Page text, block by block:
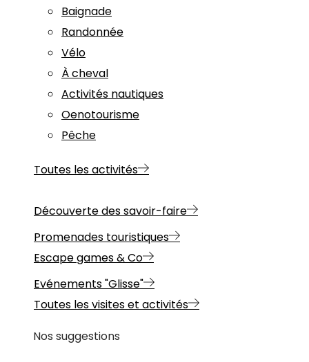
Baignade
Randonnée
Vélo
À cheval
Activités nautiques
Oenotourisme
Pêche
Toutes les activités
Découverte des savoir-faire
Promenades touristiques
Escape games & Co
Evénements "Glisse"
Toutes les visites et activités
Nos suggestions